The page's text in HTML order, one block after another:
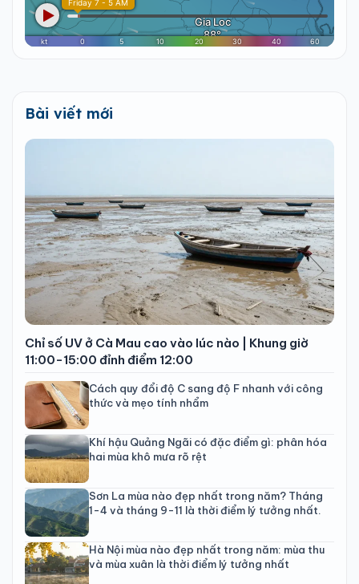
Bài viết mới
Chỉ số UV ở Cà Mau cao vào lúc nào | Khung giờ
11:00-15:00 đỉnh điểm 12:00
Cách quy đổi độ C sang độ F nhanh với công
thức và mẹo tính nhẩm
Khí hậu Quảng Ngãi có đặc điểm gì: phân hóa
hai mùa khô mưa rõ rệt
Sơn La mùa nào đẹp nhất trong năm? Tháng
1-4 và tháng 9-11 là thời điểm lý tưởng nhất.
Hà Nội mùa nào đẹp nhất trong năm: mùa thu
và mùa xuân là thời điểm lý tưởng nhất